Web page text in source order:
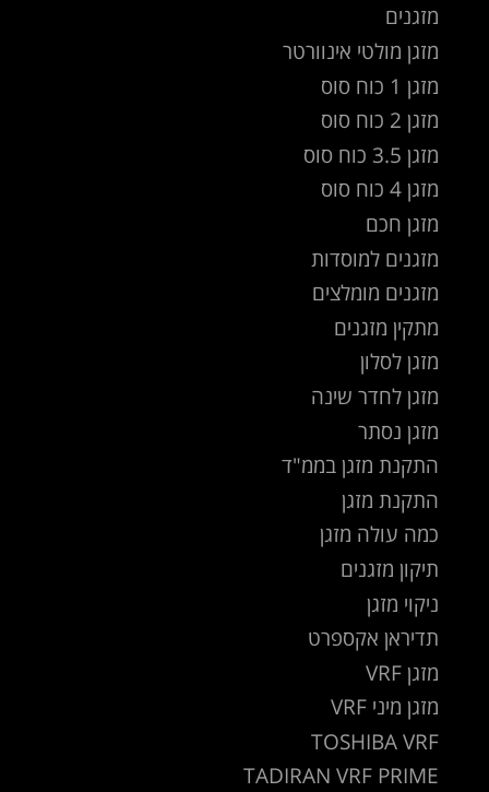
מזגנים
מזגן מולטי אינוורטר
מזגן 1 כוח סוס
מזגן 2 כוח סוס
מזגן 3.5 כוח סוס
מזגן 4 כוח סוס
מזגן חכם
מזגנים למוסדות
מזגנים מומלצים
מתקין מזגנים
מזגן לסלון
מזגן לחדר שינה
מזגן נסתר
התקנת מזגן בממ"ד
התקנת מזגן
כמה עולה מזגן
תיקון מזגנים
ניקוי מזגן
תדיראן אקספרט
מזגן VRF
מזגן מיני VRF
TOSHIBA VRF
TADIRAN VRF PRIME